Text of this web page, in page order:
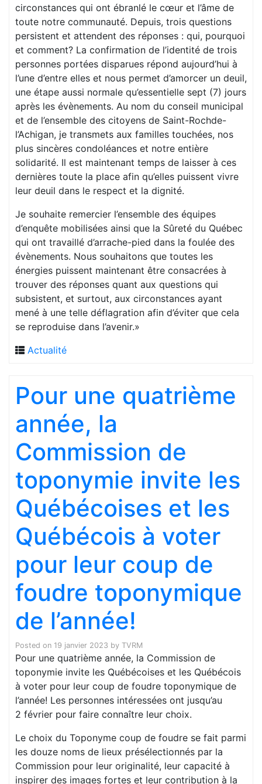
circonstances qui ont ébranlé le cœur et l’âme de
toute notre communauté. Depuis, trois questions
persistent et attendent des réponses : qui, pourquoi
et comment? La confirmation de l’identité de trois
personnes portées disparues répond aujourd’hui à
l’une d’entre elles et nous permet d’amorcer un deuil,
une étape aussi normale qu’essentielle sept (7) jours
après les évènements. Au nom du conseil municipal
et de l’ensemble des citoyens de Saint-Rochde-
l’Achigan, je transmets aux familles touchées, nos
plus sincères condoléances et notre entière
solidarité. Il est maintenant temps de laisser à ces
dernières toute la place afin qu’elles puissent vivre
leur deuil dans le respect et la dignité.
Je souhaite remercier l’ensemble des équipes
d’enquête mobilisées ainsi que la Sûreté du Québec
qui ont travaillé d’arrache-pied dans la foulée des
évènements. Nous souhaitons que toutes les
énergies puissent maintenant être consacrées à
trouver des réponses quant aux questions qui
subsistent, et surtout, aux circonstances ayant
mené à une telle déflagration afin d’éviter que cela
se reproduise dans l’avenir.»
Actualité
Pour une quatrième
année, la
Commission de
toponymie invite les
Québécoises et les
Québécois à voter
pour leur coup de
foudre toponymique
de l’année!
Posted on 19 janvier 2023 by TVRM
Pour une quatrième année, la Commission de
toponymie invite les Québécoises et les Québécois
à voter pour leur coup de foudre toponymique de
l’année! Les personnes intéressées ont jusqu’au
2 février pour faire connaître leur choix.
Le choix du Toponyme coup de foudre se fait parmi
les douze noms de lieux présélectionnés par la
Commission pour leur originalité, leur capacité à
inspirer des images fortes et leur contribution à la